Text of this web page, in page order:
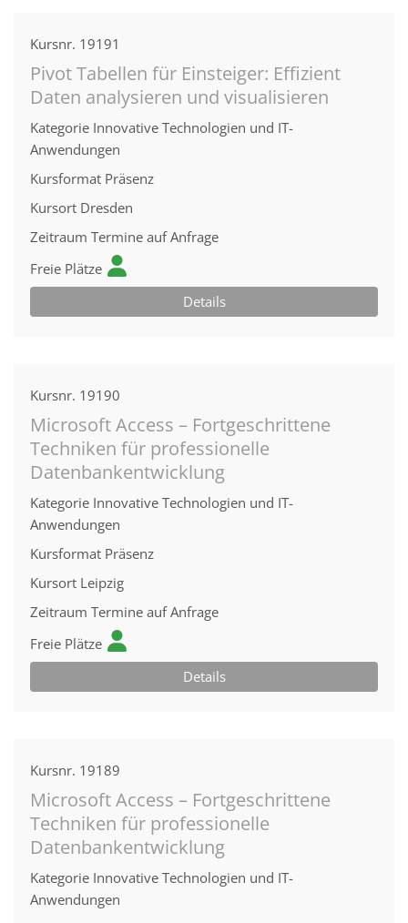
Kursnr. 19191
Pivot Tabellen für Einsteiger: Effizient
Daten analysieren und visualisieren
Kategorie Innovative Technologien und IT-
Anwendungen
Kursformat Präsenz
Kursort Dresden
Zeitraum Termine auf Anfrage
Freie Plätze
Details
Kursnr. 19190
Microsoft Access – Fortgeschrittene
Techniken für professionelle
Datenbankentwicklung
Kategorie Innovative Technologien und IT-
Anwendungen
Kursformat Präsenz
Kursort Leipzig
Zeitraum Termine auf Anfrage
Freie Plätze
Details
Kursnr. 19189
Microsoft Access – Fortgeschrittene
Techniken für professionelle
Datenbankentwicklung
Kategorie Innovative Technologien und IT-
Anwendungen